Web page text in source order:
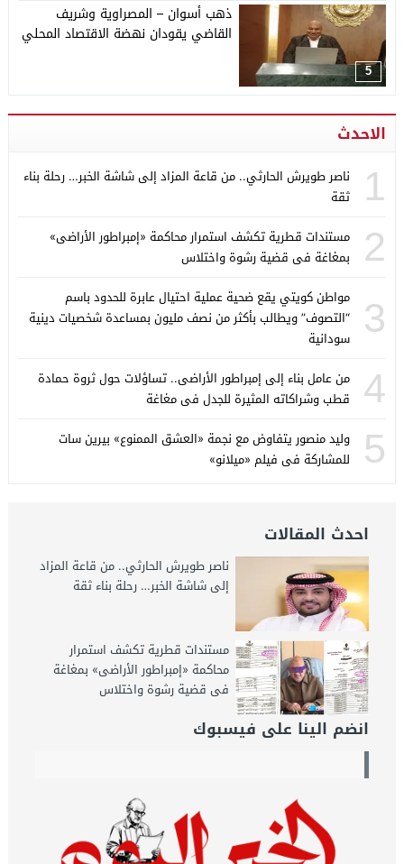
5
ذهب أسوان – المصراوية وشريف
القاضي يقودان نهضة الاقتصاد المحلي
الاحدث
1
ناصر طويرش الحارثي.. من قاعة المزاد إلى شاشة الخبر… رحلة بناء
ثقة
2
مستندات قطرية تكشف استمرار محاكمة «إمبراطور الأراضى»
بمغاغة فى قضية رشوة واختلاس
3
مواطن كويتي يقع ضحية عملية احتيال عابرة للحدود باسم
“التصوف” ويطالب بأكثر من نصف مليون بمساعدة شخصيات دينية
سودانية
4
من عامل بناء إلى إمبراطور الأراضى.. تساؤلات حول ثروة حمادة
قطب وشراكاته المثيرة للجدل فى مغاغة
5
وليد منصور يتفاوض مع نجمة «العشق الممنوع» بيرين سات
للمشاركة فى فيلم «ميلانو»
احدث المقالات
ناصر طويرش الحارثي.. من قاعة المزاد
إلى شاشة الخبر… رحلة بناء ثقة
مستندات قطرية تكشف استمرار
محاكمة «إمبراطور الأراضى» بمغاغة
فى قضية رشوة واختلاس
انضم الينا على فيسبوك